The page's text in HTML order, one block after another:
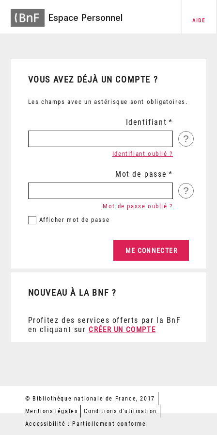
Espace Personnel AIDE
VOUS AVEZ DÉJÀ UN COMPTE ?
Les champs avec un astérisque sont obligatoires.
Identifiant
?
Identifiant oublié ?
Mot de passe
?
Afficher mot de passe
Mot de passe oublié ?
NOUVEAU À LA BNF ?
Profitez des services offerts par la BnF
en cliquant sur CRÉER UN COMPTE
© Bibliothèque nationale de France, 2017
Mentions légales
Conditions d'utilisation
Accessibilité : Partiellement conforme